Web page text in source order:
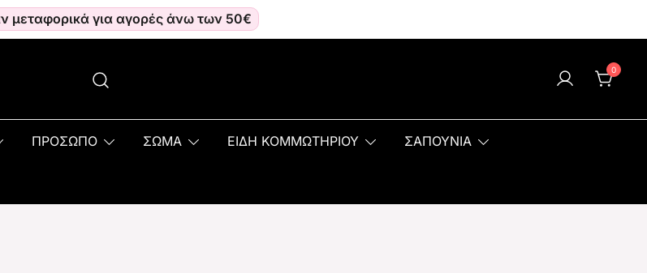
μεταφορικά για αγορές άνω των 50€
0
ΠΡΟΣΩΠΟ ΣΩΜΑ ΕΙΔΗ ΚΟΜΜΩΤΗΡΙΟΥ ΣΑΠΟΥΝΙΑ